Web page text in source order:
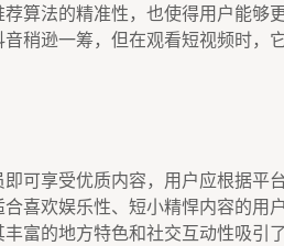
算法的精准性，也使得用户能够
稍逊一筹，但在观看短视频时，
可享受优质内容，用户应根据平
喜欢娱乐性、短小精悍内容的用
富的地方特色和社交互动性吸引了